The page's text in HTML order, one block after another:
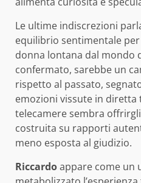
Le ultime indiscrezioni
equilibrio sentimentale per
donna lontana dal mondo
confermato, sarebbe un
rispetto al passato,
emozioni vissute in diretta
telecamere sembra
costruita su rapporti
meno esposta al giudizio.
Riccardoappare come un